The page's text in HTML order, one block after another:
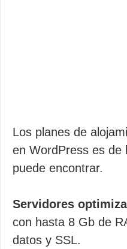
Los planes de
en WordPress es de
puede encontrar.
Servidores
con hasta 8 Gb de
datos y SSL.